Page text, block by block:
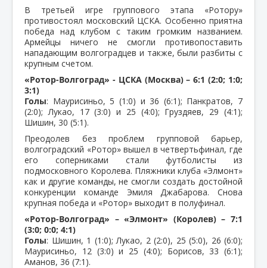
В третьей игре группового этапа «Ротору»
противостоял московский ЦСКА. Особенно приятна
победа над клубом с таким громким названием.
Армейцы ничего не смогли противопоставить
нападающим волгоградцев и также, были разбиты с
крупным счетом.
«Ротор-Волгоград» - ЦСКА (Москва) – 6:1 (2:0; 1:0;
3:1)
Голы: Маурисиньо, 5 (1:0) и 36 (6:1); Панкратов, 7
(2:0); Лукао, 17 (3:0) и 25 (4:0); Груздяев, 29 (4:1);
Шишин, 30 (5:1).
Преодолев без проблем групповой барьер,
волгоградский «Ротор» вышел в четвертьфинал, где
его соперниками стали футболисты из
подмосковного Королева. Пляжники клуба «Элмонт»
как и другие команды, не смогли создать достойной
конкуренции команде Эмиля Джабарова. Снова
крупная победа и «Ротор» выходит в полуфинал.
«Ротор-Волгоград» – «Элмонт» (Королев) – 7:1
(3:0; 0:0; 4:1)
Голы: Шишин, 1 (1:0); Лукао, 2 (2:0), 25 (5:0), 26 (6:0);
Маурисиньо, 12 (3:0) и 25 (4:0); Борисов, 33 (6:1);
Аманов, 36 (7:1).